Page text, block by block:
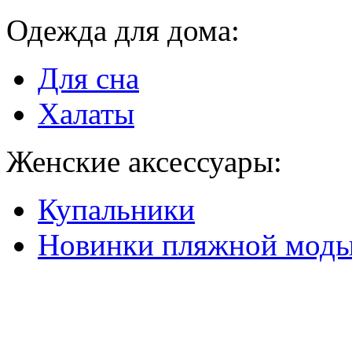
Одежда для дома:
Для сна
Халаты
Женские аксессуары:
Купальники
Новинки пляжной